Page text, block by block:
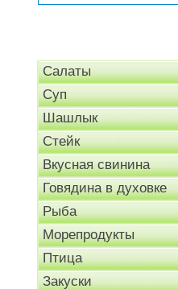
Салаты
Суп
Шашлык
Стейк
Вкусная свинина
Говядина в духовке
Рыба
Морепродукты
Птица
Закуски